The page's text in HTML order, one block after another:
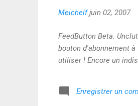
Meichelf juin 02, 2007
FeedButton Beta.
bouton d'abonnement
utiliser ! Encore un
Enregistrer un